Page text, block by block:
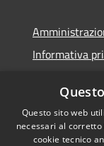
Informativa
Questo sito web
necessari al
cookie tecnico